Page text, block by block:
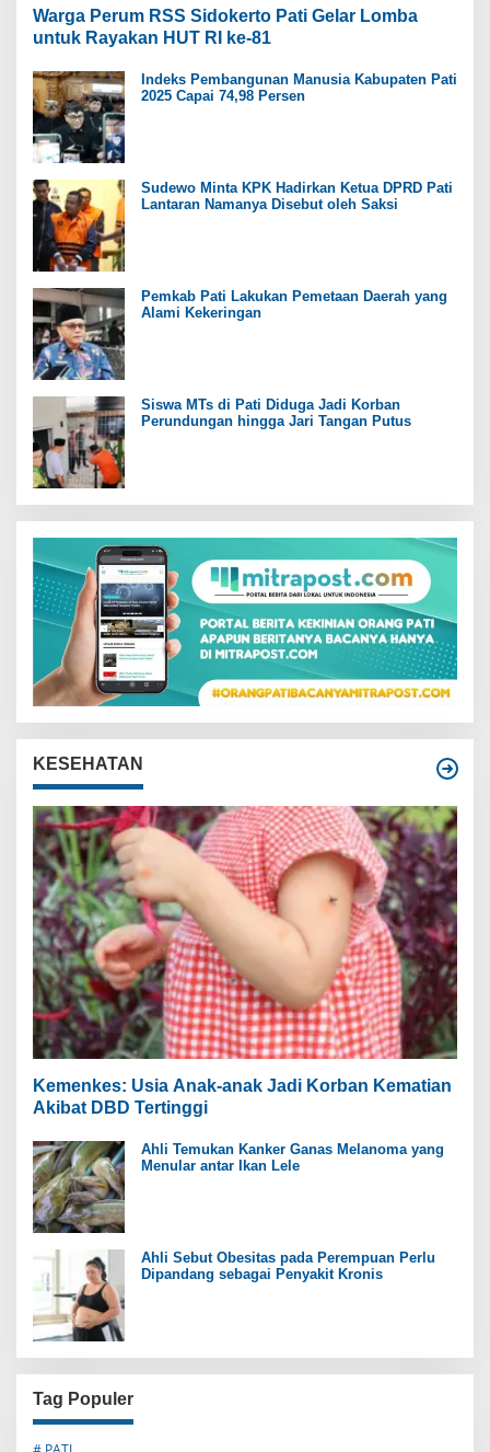
Warga Perum RSS Sidokerto Pati Gelar Lomba
untuk Rayakan HUT RI ke-81
Indeks Pembangunan Manusia Kabupaten Pati
2025 Capai 74,98 Persen
Sudewo Minta KPK Hadirkan Ketua DPRD Pati
Lantaran Namanya Disebut oleh Saksi
Pemkab Pati Lakukan Pemetaan Daerah yang
Alami Kekeringan
Siswa MTs di Pati Diduga Jadi Korban
Perundungan hingga Jari Tangan Putus
KESEHATAN
Kemenkes: Usia Anak-anak Jadi Korban Kematian
Akibat DBD Tertinggi
Ahli Temukan Kanker Ganas Melanoma yang
Menular antar Ikan Lele
Ahli Sebut Obesitas pada Perempuan Perlu
Dipandang sebagai Penyakit Kronis
Tag Populer